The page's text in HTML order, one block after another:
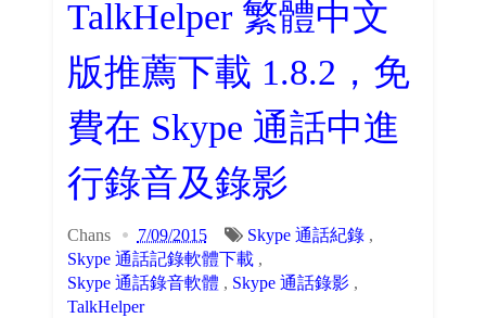
TalkHelper 繁體中文
版推薦下載 1.8.2，免
費在 Skype 通話中進
行錄音及錄影
Chans 7/09/2015 Skype 通話紀錄,
Skype 通話記錄軟體下載,
Skype 通話錄音軟體 , Skype 通話錄影,
TalkHelper